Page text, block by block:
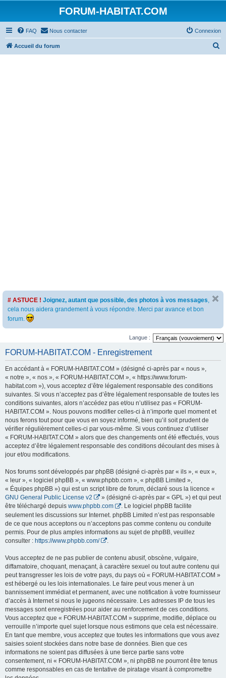
FORUM-HABITAT.COM
FAQ Nous contacter Connexion
Accueil du forum
# ASTUCE ! Joignez, autant que possible, des photos à vos messages,
cela nous aidera grandement à vous répondre. Merci par avance et bon
forum.
Langue :
FORUM-HABITAT.COM - Enregistrement
En accédant à « FORUM-HABITAT.COM » (désigné ci-après par « nous »,
« notre », « nos », « FORUM-HABITAT.COM », « https://www.forum-
habitat.com »), vous acceptez d’être légalement responsable des conditions
suivantes. Si vous n’acceptez pas d’être légalement responsable de toutes les
conditions suivantes, alors n’accédez pas et/ou n’utilisez pas « FORUM-
HABITAT.COM ». Nous pouvons modifier celles-ci à n’importe quel moment et
nous ferons tout pour que vous en soyez informé, bien qu’il soit prudent de
vérifier régulièrement celles-ci par vous-même. Si vous continuez d’utiliser
« FORUM-HABITAT.COM » alors que des changements ont été effectués, vous
acceptez d’être légalement responsable des conditions découlant des mises à
jour et/ou modifications.
Nos forums sont développés par phpBB (désigné ci-après par « ils », « eux »,
« leur », « logiciel phpBB », « www.phpbb.com », « phpBB Limited »,
« Équipes phpBB ») qui est un script libre de forum, déclaré sous la licence «
GNU General Public License v2
» (désigné ci-après par « GPL ») et qui peut
être téléchargé depuis www.phpbb.com
. Le logiciel phpBB facilite
seulement les discussions sur Internet. phpBB Limited n’est pas responsable
de ce que nous acceptons ou n’acceptons pas comme contenu ou conduite
permis. Pour de plus amples informations au sujet de phpBB, veuillez
consulter : https://www.phpbb.com/
Vous acceptez de ne pas publier de contenu abusif, obscène, vulgaire,
diffamatoire, choquant, menaçant, à caractère sexuel ou tout autre contenu qui
peut transgresser les lois de votre pays, du pays où « FORUM-HABITAT.COM »
est hébergé ou les lois internationales. Le faire peut vous mener à un
bannissement immédiat et permanent, avec une notification à votre fournisseur
d’accès à Internet si nous le jugeons nécessaire. Les adresses IP de tous les
messages sont enregistrées pour aider au renforcement de ces conditions.
Vous acceptez que « FORUM-HABITAT.COM » supprime, modifie, déplace ou
verrouille n’importe quel sujet lorsque nous estimons que cela est nécessaire.
En tant que membre, vous acceptez que toutes les informations que vous avez
saisies soient stockées dans notre base de données. Bien que ces
informations ne soient pas diffusées à une tierce partie sans votre
consentement, ni « FORUM-HABITAT.COM », ni phpBB ne pourront être tenus
comme responsables en cas de tentative de piratage visant à compromettre